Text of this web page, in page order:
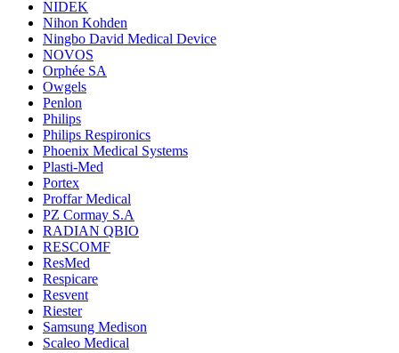
NIDEK
Nihon Kohden
Ningbo David Medical Device
NOVOS
Orphée SA
Owgels
Penlon
Philips
Philips Respironics
Phoenix Medical Systems
Plasti-Med
Portex
Proffar Medical
PZ Cormay S.A
RADIAN QBIO
RESCOMF
ResMed
Respicare
Resvent
Riester
Samsung Medison
Scaleo Medical